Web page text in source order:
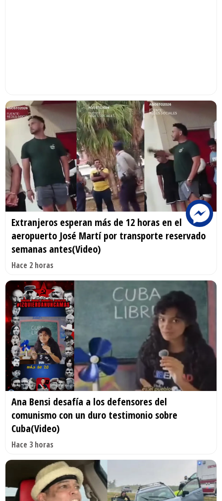
Extranjeros esperan más de 12 horas en el
aeropuerto José Martí por transporte reservado
semanas antes(Video)
Hace 2 horas
Ana Bensi desafía a los defensores del
comunismo con un duro testimonio sobre
Cuba(Video)
Hace 3 horas